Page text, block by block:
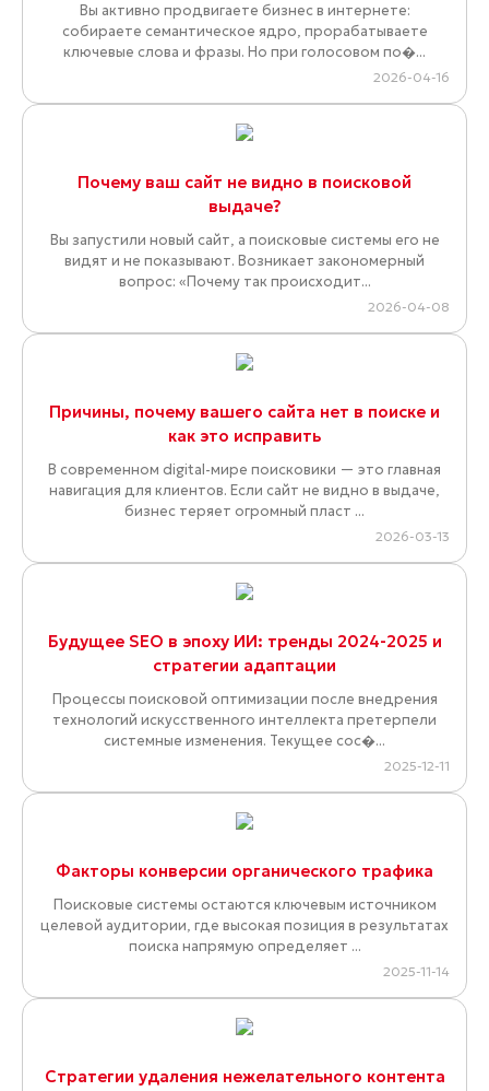
Вы активно продвигаете бизнес в интернете:
собираете семантическое ядро, прорабатываете
ключевые слова и фразы. Но при голосовом по�...
2026-04-16
Почему ваш сайт не видно в поисковой
выдаче?
Вы запустили новый сайт, а поисковые системы его не
видят и не показывают. Возникает закономерный
вопрос: «Почему так происходит...
2026-04-08
Причины, почему вашего сайта нет в поиске и
как это исправить
В современном digital-мире поисковики — это главная
навигация для клиентов. Если сайт не видно в выдаче,
бизнес теряет огромный пласт ...
2026-03-13
Будущее SEO в эпоху ИИ: тренды 2024-2025 и
стратегии адаптации
Процессы поисковой оптимизации после внедрения
технологий искусственного интеллекта претерпели
системные изменения. Текущее сос�...
2025-12-11
Факторы конверсии органического трафика
Поисковые системы остаются ключевым источником
целевой аудитории, где высокая позиция в результатах
поиска напрямую определяет ...
2025-11-14
Стратегии удаления нежелательного контента